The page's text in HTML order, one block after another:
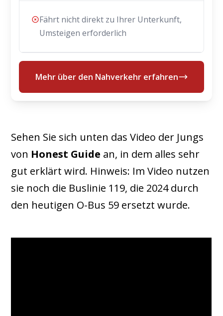
Fährt nicht direkt zu Ihrer Unterkunft,
Umsteigen erforderlich
Mehr über den Nahverkehr erfahren
Sehen Sie sich unten das Video der Jungs
von Honest Guide an, in dem alles sehr
gut erklärt wird. Hinweis: Im Video nutzen
sie noch die Buslinie 119, die 2024 durch
den heutigen O-Bus 59 ersetzt wurde.